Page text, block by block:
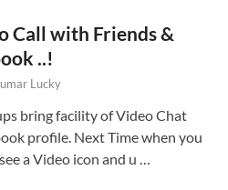
Call with Friends &
..!
Lucky
bring facility of Video Chat
profile. Next Time when you
a Video icon and u …